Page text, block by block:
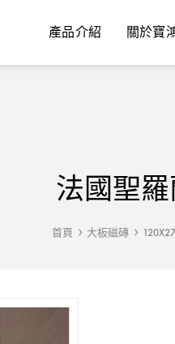
產品介紹 關於寶
法國聖
首頁 大板磁磚